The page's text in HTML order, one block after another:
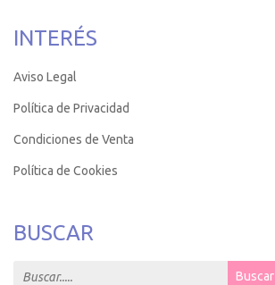
INTERÉS
Aviso Legal
Política de Privacidad
Condiciones de Venta
Política de Cookies
BUSCAR
Search for: Buscar